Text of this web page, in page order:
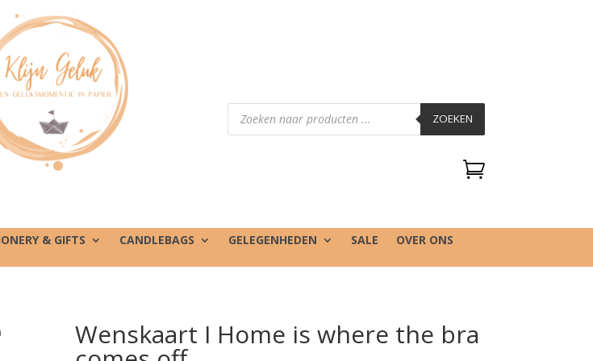
Producten
zoeken ZOEKEN

& GIFTS CANDLEBAGS GELEGENHEDEN SALE OVER ONS
Wenskaart I Home is where the bra